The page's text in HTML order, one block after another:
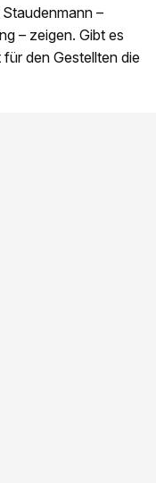
–
– zeigen. Gibt es
den Gestellten die